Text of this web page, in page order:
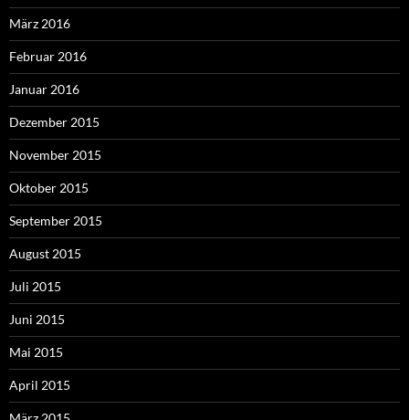
März 2016
Februar 2016
Januar 2016
Dezember 2015
November 2015
Oktober 2015
September 2015
August 2015
Juli 2015
Juni 2015
Mai 2015
April 2015